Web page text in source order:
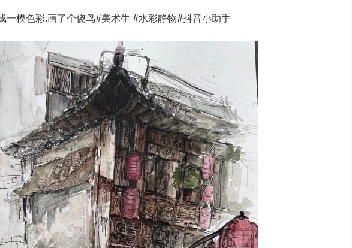
一模色彩.画了个傻鸟#美术生 #水彩静物#抖音小助手